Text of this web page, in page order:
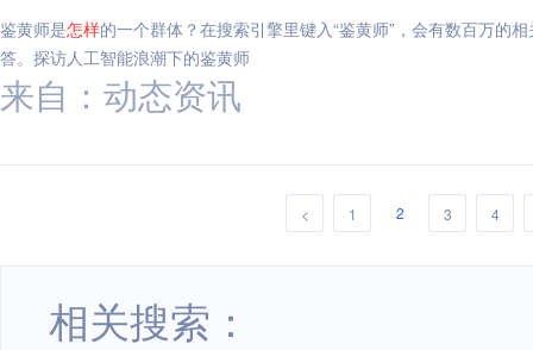
鉴黄师是怎样的一个群体？在搜索引擎里键入“鉴黄师”，会有数百万的
答。探访人工智能浪潮下的鉴黄师
来自：动态资讯
< 1 2 3 4
相关搜索：